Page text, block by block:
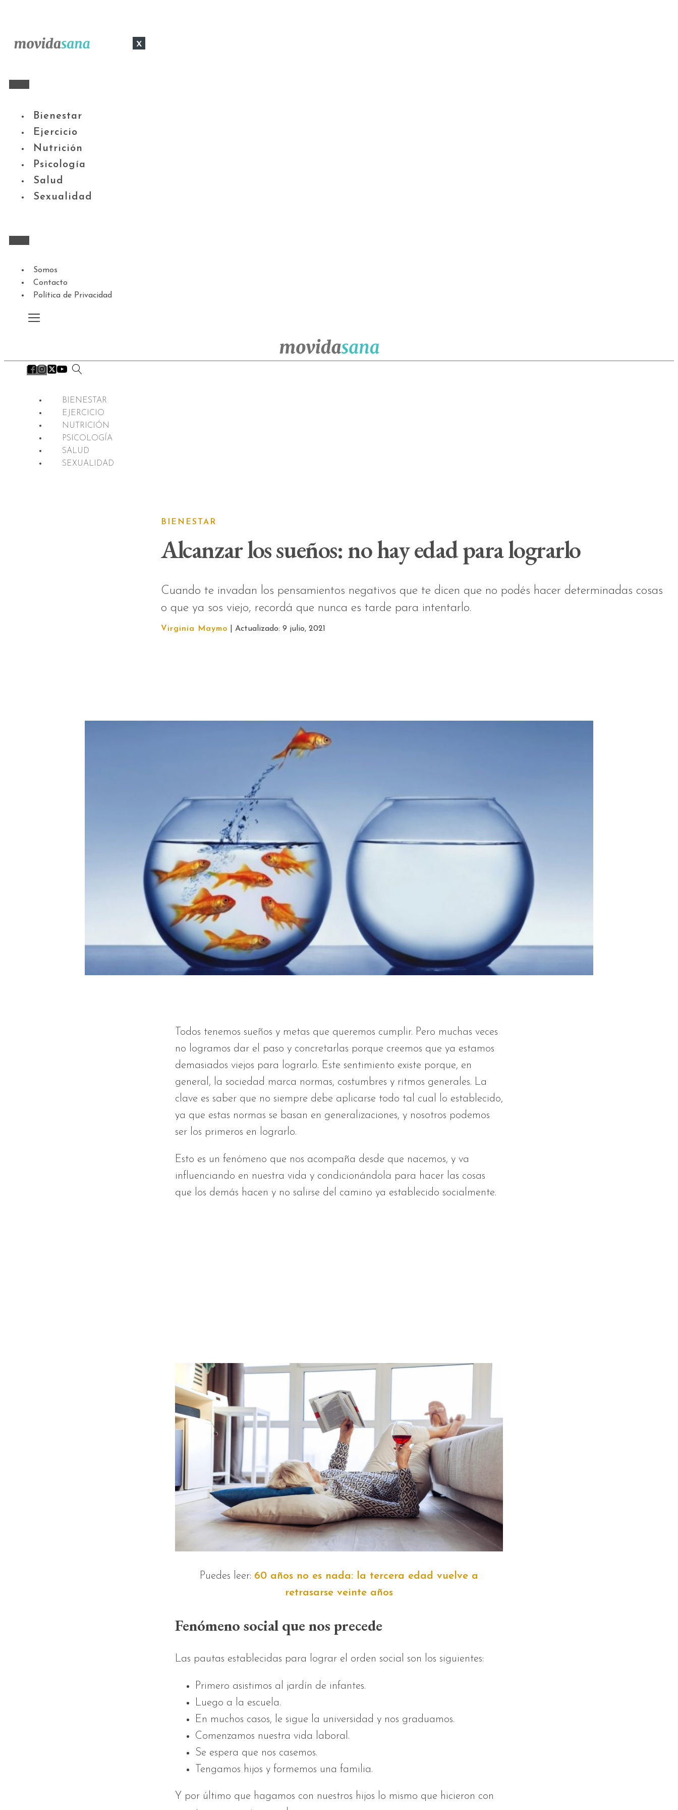
x
Bienestar
Ejercicio
Nutrición
Psicología
Salud
Sexualidad
Somos
Contacto
Política de Privacidad
BIENESTAR
EJERCICIO
NUTRICIÓN
PSICOLOGÍA
SALUD
SEXUALIDAD
BIENESTAR
Alcanzar los sueños: no hay edad para lograrlo
Cuando te invadan los pensamientos negativos que te dicen que no podés hacer determinadas cosas
o que ya sos viejo, recordá que nunca es tarde para intentarlo.
Virginia Maymo | Actualizado: 9 julio, 2021
Todos tenemos sueños y metas que queremos cumplir. Pero muchas veces
no logramos dar el paso y concretarlas porque creemos que ya estamos
demasiados viejos para lograrlo. Este sentimiento existe porque, en
general, la sociedad marca normas, costumbres y ritmos generales. La
clave es saber que no siempre debe aplicarse todo tal cual lo establecido,
ya que estas normas se basan en generalizaciones, y nosotros podemos
ser los primeros en lograrlo.
Esto es un fenómeno que nos acompaña desde que nacemos, y va
influenciando en nuestra vida y condicionándola para hacer las cosas
que los demás hacen y no salirse del camino ya establecido socialmente.
Puedes leer: 60 años no es nada: la tercera edad vuelve a
retrasarse veinte años
Fenómeno social que nos precede
Las pautas establecidas para lograr el orden social son los siguientes:
Primero asistimos al jardín de infantes.
Luego a la escuela.
En muchos casos, le sigue la universidad y nos graduamos.
Comenzamos nuestra vida laboral.
Se espera que nos casemos.
Tengamos hijos y formemos una familia.
Y por último que hagamos con nuestros hijos lo mismo que hicieron con